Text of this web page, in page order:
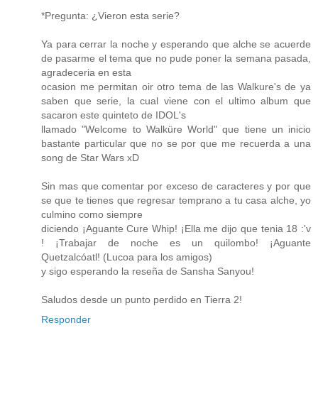
*Pregunta: ¿Vieron esta serie?
Ya para cerrar la noche y esperando que alche se acuerde
de pasarme el tema que no pude poner la semana pasada,
agradeceria en esta
ocasion me permitan oir otro tema de las Walkure's de ya
saben que serie, la cual viene con el ultimo album que
sacaron este quinteto de IDOL's
llamado "Welcome to Walküre World" que tiene un inicio
bastante particular que no se por que me recuerda a una
song de Star Wars xD
Sin mas que comentar por exceso de caracteres y por que
se que te tienes que regresar temprano a tu casa alche, yo
culmino como siempre
diciendo ¡Aguante Cure Whip! ¡Ella me dijo que tenia 18 :'v
! ¡Trabajar de noche es un quilombo! ¡Aguante
Quetzalcóatl! (Lucoa para los amigos)
y sigo esperando la reseña de Sansha Sanyou!
Saludos desde un punto perdido en Tierra 2!
Responder